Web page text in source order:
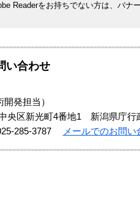
Readerをお持ちでない方は、バナ
い合わせ
発担当）
央区新光町4番地1 新潟県庁行
285-3787 メールでのお問い